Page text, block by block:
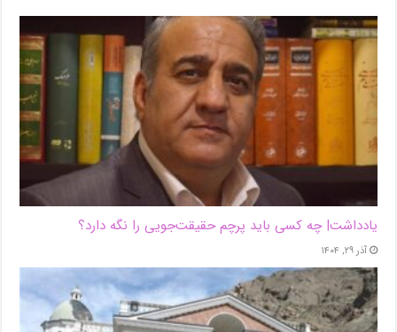
یادداشت| ‌چه کسی باید پرچم حقیقت‌جویی را نگه دارد؟
آذر ۲۹, ۱۴۰۴